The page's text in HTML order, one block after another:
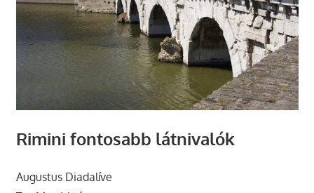
Rimini fontosabb látnivalók
Augustus Diadalíve